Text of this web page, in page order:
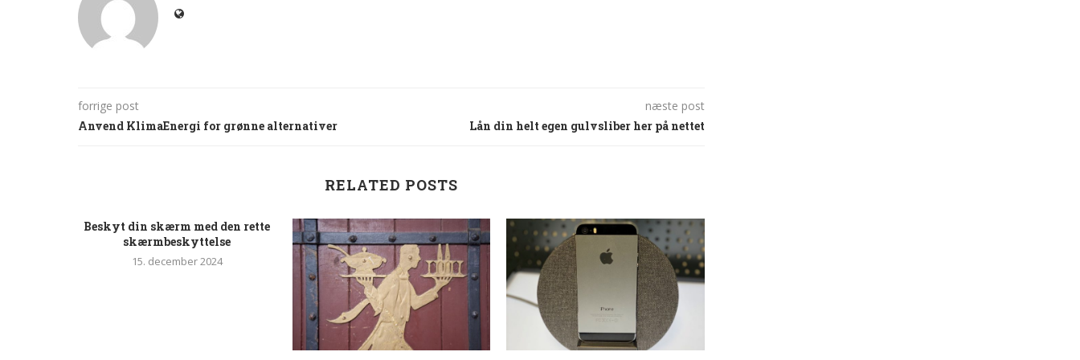
forrige post
Anvend KlimaEnergi for grønne alternativer
næste post
Lån din helt egen gulvsliber her på nettet
RELATED POSTS
Beskyt din skærm med den rette
skærmbeskyttelse
15. december 2024